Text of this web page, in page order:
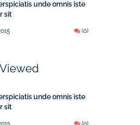
unde omnis iste
sit
(0)
unde omnis iste
sit
(0)